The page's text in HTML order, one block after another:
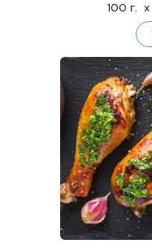
100 г. x